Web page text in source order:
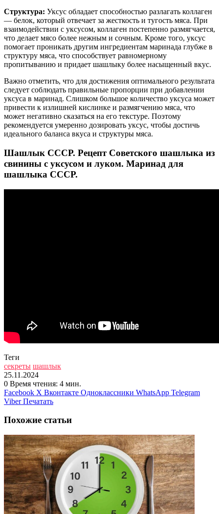
Структура: Уксус обладает способностью разлагать коллаген
— белок, который отвечает за жесткость и тугость мяса. При
взаимодействии с уксусом, коллаген постепенно размягчается,
что делает мясо более нежным и сочным. Кроме того, уксус
помогает проникать другим ингредиентам маринада глубже в
структуру мяса, что способствует равномерному
пропитыванию и придает шашлыку более насыщенный вкус.
Важно отметить, что для достижения оптимального результата
следует соблюдать правильные пропорции при добавлении
уксуса в маринад. Слишком большое количество уксуса может
привести к излишней кислинке и размягчению мяса, что
может негативно сказаться на его текстуре. Поэтому
рекомендуется умеренно дозировать уксус, чтобы достичь
идеального баланса вкуса и структуры мяса.
Шашлык СССР. Рецепт Советского шашлыка из
свинины с уксусом и луком. Маринад для
шашлыка СССР.
Теги
секреты шашлык
25.11.2024
0 Время чтения: 4 мин.
Facebook X Вконтакте Одноклассники WhatsApp Telegram
Viber Печатать
Похожие статьи